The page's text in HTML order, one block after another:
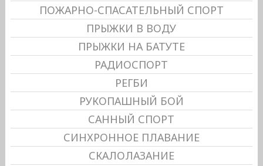
ПОЖАРНО-СПАСАТЕЛЬНЫЙ СПОРТ
ПРЫЖКИ В ВОДУ
ПРЫЖКИ НА БАТУТЕ
РАДИОСПОРТ
РЕГБИ
РУКОПАШНЫЙ БОЙ
САННЫЙ СПОРТ
СИНХРОННОЕ ПЛАВАНИЕ
СКАЛОЛАЗАНИЕ